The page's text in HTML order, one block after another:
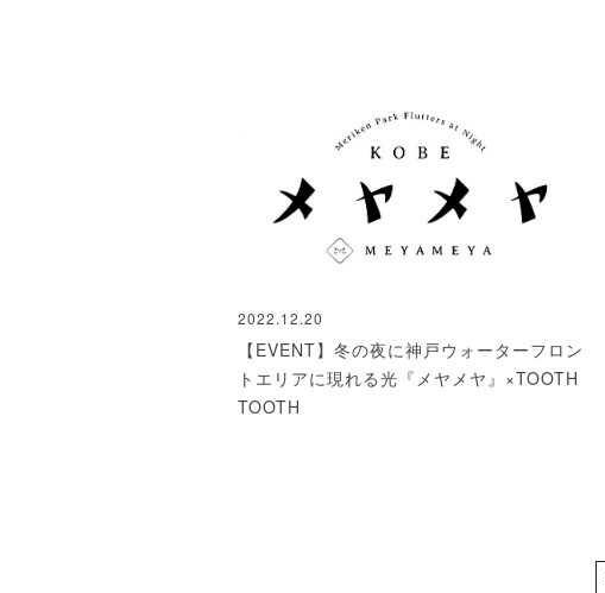
2022.12.20
【EVENT】冬の夜に神戸ウォーターフロン
トエリアに現れる光『メヤメヤ』×TOOTH
TOOTH